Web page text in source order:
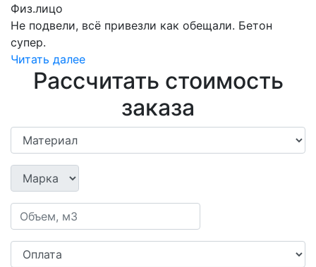
Физ.лицо
Не подвели, всё привезли как обещали. Бетон
супер.
Читать далее
Рассчитать стоимость
заказа